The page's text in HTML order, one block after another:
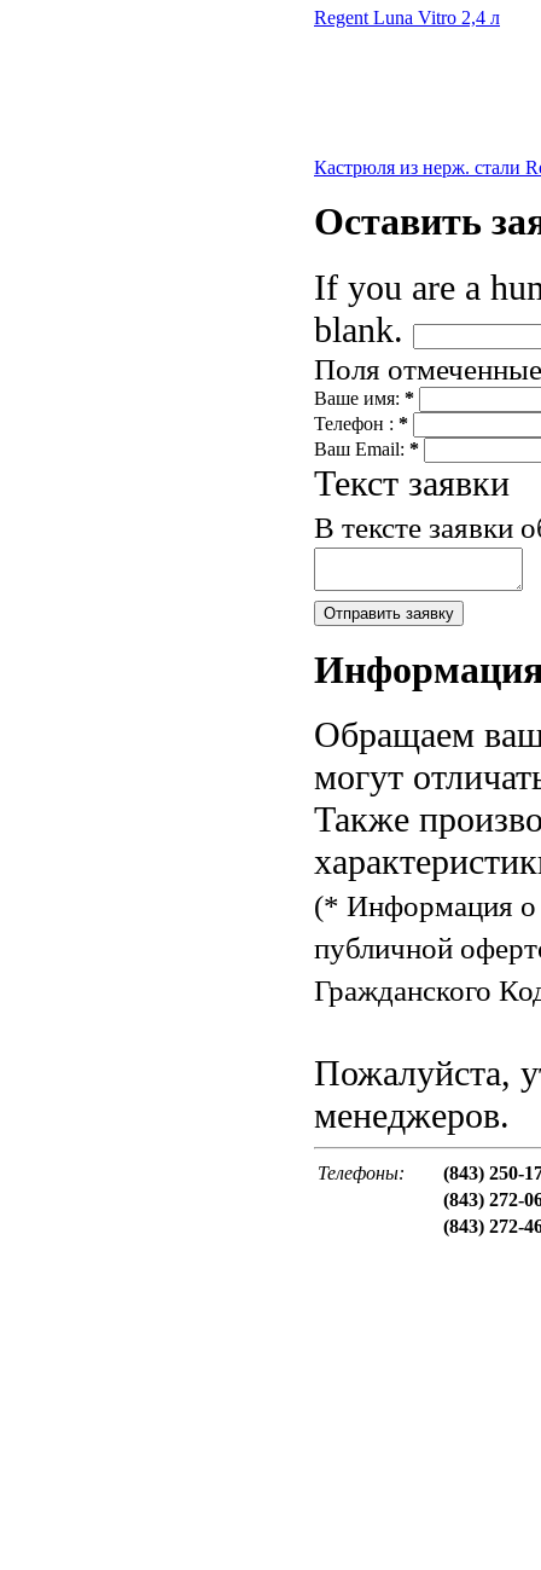
Regent Luna Vitro 2,4 л
Кастрюля из нерж. стали
Оставить
If you are a
blank.
Поля
Ваше имя: *
Телефон : *
Ваш Email: *
Текст заявки
В тексте заявки
Обращаем
могут
Также
(* Информация о
публичной
Гражданского
Пожалуйста,
менеджеров.
Телефоны:
(843) 250-
(843) 272-
(843) 272-